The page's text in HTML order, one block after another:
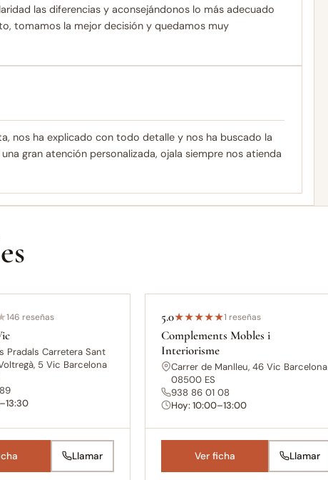
las diferencias y aconsejándonos lo más adecuado
tomamos la mejor decisión y quedamos muy
nos ha explicado con todo detalle y nos ha buscado la
gran atención personalizada, ojala siempre nos atienda
146 reseñas
Pradals Carretera Sant
5 Vic Barcelona
Llamar
5.0★★★★★1 reseñas
Complements Mobles i
Interiorisme
Carrer de Manlleu, 46 Vic Barcelona
08500 ES
938 86 01 08
Hoy: 10:00–13:00
Ver ficha Llamar